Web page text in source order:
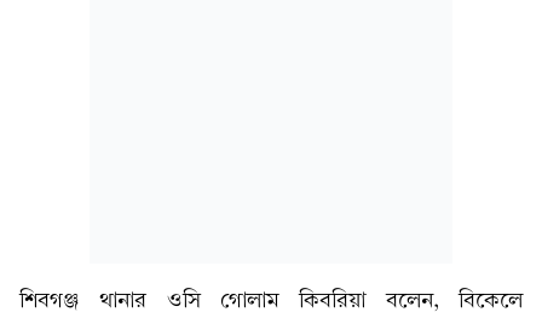
শিবগঞ্জ থানার ওসি গোলাম কিবরিয়া বলেন, বিকেলে